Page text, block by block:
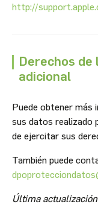
http://
Derechos
adicional
Puede obtener
sus datos realizado
de ejercitar sus
También puede
Última